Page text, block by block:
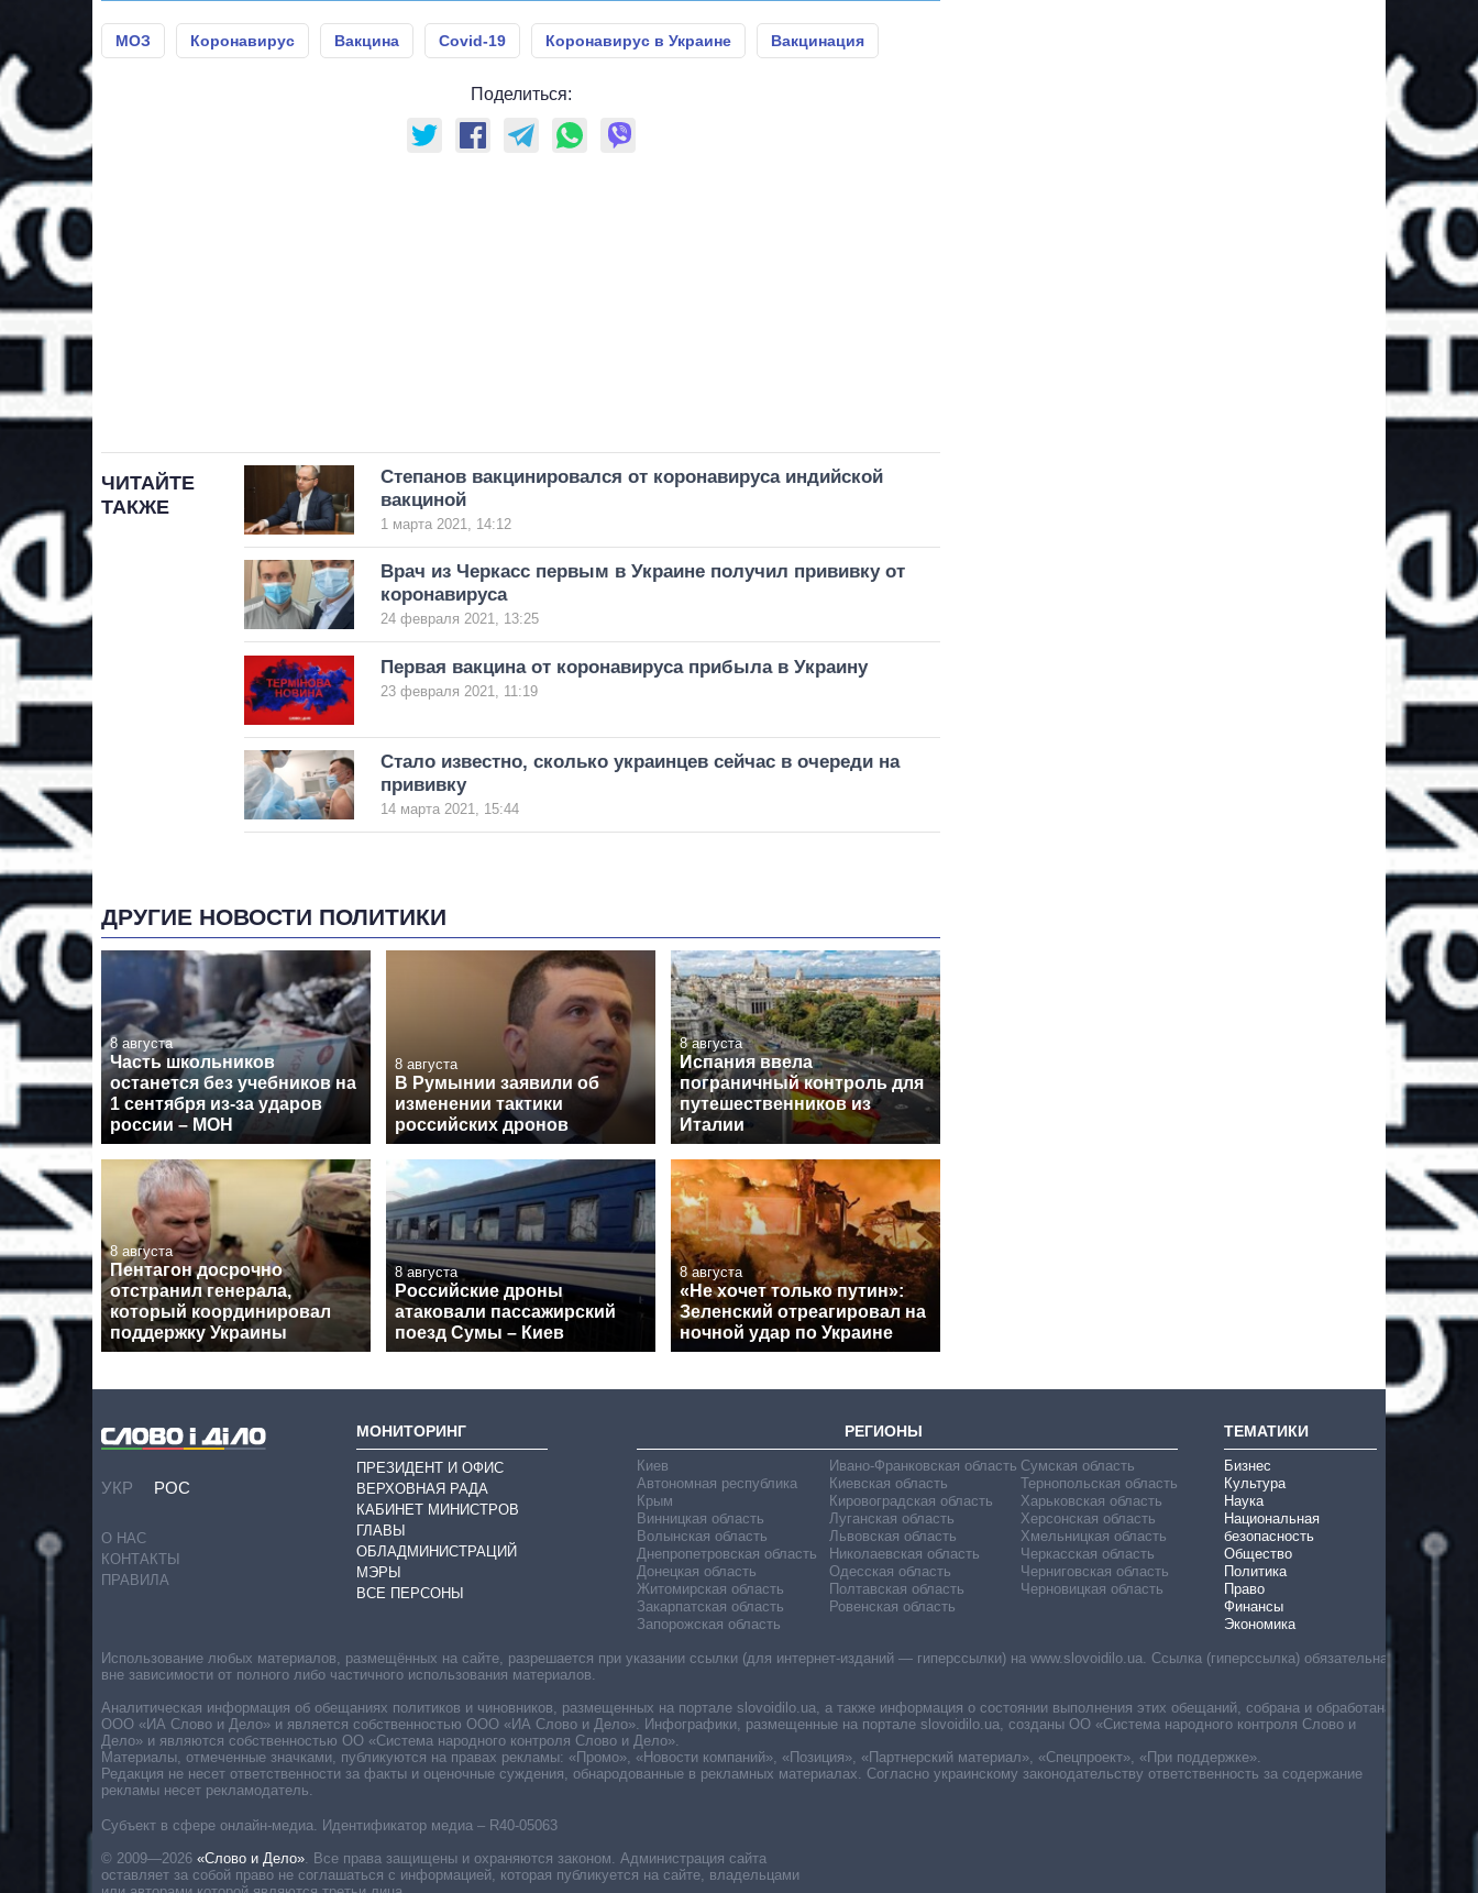
МОЗ Коронавирус Вакцина Covid-19 Коронавирус в Украине Вакцинация
Поделиться:
ЧИТАЙТЕ
ТАКЖЕ
Степанов вакцинировался от коронавируса индийской
вакциной
1 марта 2021, 14:12
Врач из Черкасс первым в Украине получил прививку от
коронавируса
24 февраля 2021, 13:25
Первая вакцина от коронавируса прибыла в Украину
23 февраля 2021, 11:19
Стало известно, сколько украинцев сейчас в очереди на
прививку
14 марта 2021, 15:44
ДРУГИЕ НОВОСТИ ПОЛИТИКИ
8 августа
Часть школьников
останется без учебников на
1 сентября из-за ударов
россии – МОН
8 августа
В Румынии заявили об
изменении тактики
российских дронов
8 августа
Испания ввела
пограничный контроль для
путешественников из
Италии
8 августа
Пентагон досрочно
отстранил генерала,
который координировал
поддержку Украины
8 августа
Российские дроны
атаковали пассажирский
поезд Сумы – Киев
8 августа
«Не хочет только путин»:
Зеленский отреагировал на
ночной удар по Украине
УКР РОС
О НАС
КОНТАКТЫ
ПРАВИЛА
МОНИТОРИНГ
ПРЕЗИДЕНТ И ОФИС
ВЕРХОВНАЯ РАДА
КАБИНЕТ МИНИСТРОВ
ГЛАВЫ
ОБЛАДМИНИСТРАЦИЙ
МЭРЫ
ВСЕ ПЕРСОНЫ
РЕГИОНЫ
Киев
Автономная республика
Крым
Винницкая область
Волынская область
Днепропетровская область
Донецкая область
Житомирская область
Закарпатская область
Запорожская область
Ивано-Франковская область
Киевская область
Кировоградская область
Луганская область
Львовская область
Николаевская область
Одесская область
Полтавская область
Ровенская область
Сумская область
Тернопольская область
Харьковская область
Херсонская область
Хмельницкая область
Черкасская область
Черниговская область
Черновицкая область
ТЕМАТИКИ
Бизнес
Культура
Наука
Национальная
безопасность
Общество
Политика
Право
Финансы
Экономика
Субъект в сфере онлайн-медиа. Идентификатор медиа – R40-05063
© 2009—2026 «Слово и Дело». Все права защищены и охраняются законом. Администрация сайта
оставляет за собой право не соглашаться с информацией, которая публикуется на сайте, владельцами
Использование любых материалов, размещённых на сайте, разрешается при указании ссылки (для интернет-изданий — гиперссылки) на www.slovoidilo.ua. Ссылка (гиперссылка) обязательна
вне зависимости от полного либо частичного использования материалов.
Аналитическая информация об обещаниях политиков и чиновников, размещенных на портале slovoidilo.ua, а также информация о состоянии выполнения этих обещаний, собрана и обработана
ООО «ИА Слово и Дело» и является собственностью ООО «ИА Слово и Дело». Инфографики, размещенные на портале slovoidilo.ua, созданы ОО «Система народного контроля Слово и
Дело» и являются собственностью ОО «Система народного контроля Слово и Дело».
Материалы, отмеченные значками, публикуются на правах рекламы: «Промо», «Новости компаний», «Позиция», «Партнерский материал», «Спецпроект», «При поддержке».
Редакция не несет ответственности за факты и оценочные суждения, обнародованные в рекламных материалах. Согласно украинскому законодательству ответственность за содержание
рекламы несет рекламодатель.